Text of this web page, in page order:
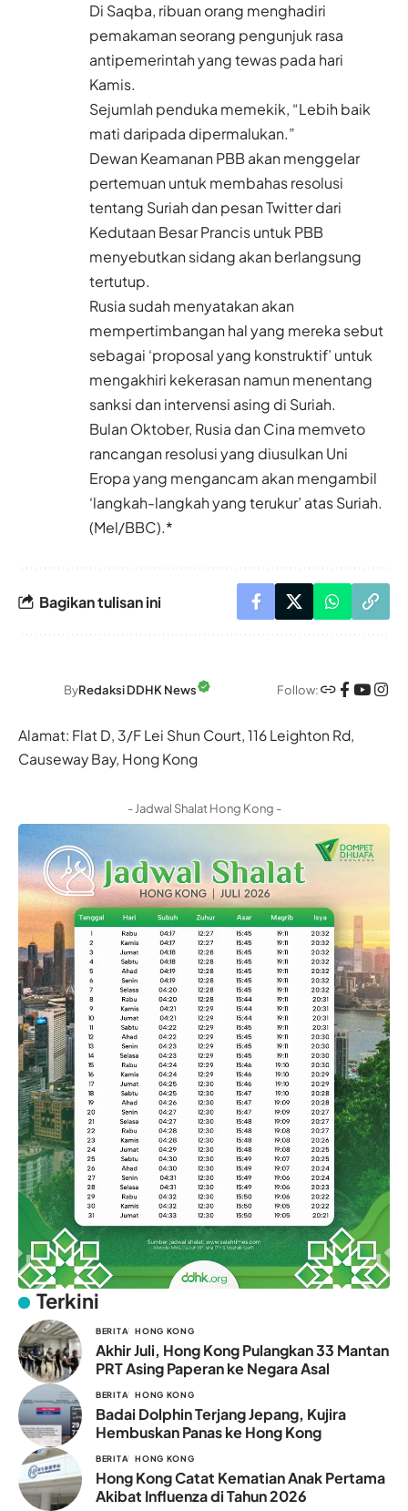
Di Saqba, ribuan orang menghadiri
pemakaman seorang pengunjuk rasa
antipemerintah yang tewas pada hari
Kamis.
Sejumlah penduka memekik, “Lebih baik
mati daripada dipermalukan.”
Dewan Keamanan PBB akan menggelar
pertemuan untuk membahas resolusi
tentang Suriah dan pesan Twitter dari
Kedutaan Besar Prancis untuk PBB
menyebutkan sidang akan berlangsung
tertutup.
Rusia sudah menyatakan akan
mempertimbangan hal yang mereka sebut
sebagai ‘proposal yang konstruktif’ untuk
mengakhiri kekerasan namun menentang
sanksi dan intervensi asing di Suriah.
Bulan Oktober, Rusia dan Cina memveto
rancangan resolusi yang diusulkan Uni
Eropa yang mengancam akan mengambil
‘langkah-langkah yang terukur’ atas Suriah.
(Mel/BBC).*
Bagikan tulisan ini
ByRedaksi DDHK News Follow:
Alamat: Flat D, 3/F Lei Shun Court, 116 Leighton Rd,
Causeway Bay, Hong Kong
- Jadwal Shalat Hong Kong -
Terkini
BERITA HONG KONG
Akhir Juli, Hong Kong Pulangkan 33 Mantan
PRT Asing Paperan ke Negara Asal
BERITA HONG KONG
Badai Dolphin Terjang Jepang, Kujira
Hembuskan Panas ke Hong Kong
BERITA HONG KONG
Hong Kong Catat Kematian Anak Pertama
Akibat Influenza di Tahun 2026